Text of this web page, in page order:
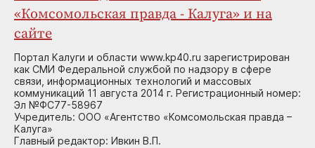
«Комсомольская правда - Калуга» и на
сайте
Портал Калуги и области www.kp40.ru зарегистрирован
как СМИ Федеральной службой по надзору в сфере
связи, информационных технологий и массовых
коммуникаций 11 августа 2014 г. Регистрационный номер:
Эл №ФС77-58967
Учредитель: ООО «Агентство «Комсомольская правда –
Калуга»
Главный редактор: Ивкин В.П.